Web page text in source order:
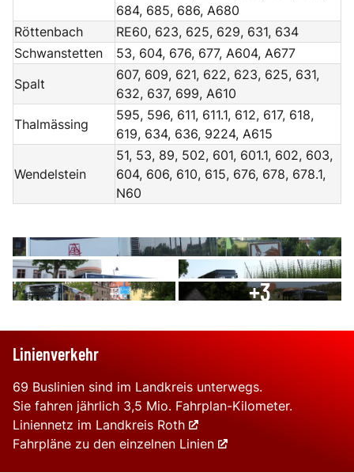
684, 685, 686, A680
Röttenbach
RE60, 623, 625, 629, 631, 634
Schwanstetten
53, 604, 676, 677, A604, A677
Spalt
607, 609, 621, 622, 623, 625, 631,
632, 637, 699, A610
Thalmässing
595, 596, 611, 611.1, 612, 617, 618,
619, 634, 636, 9224, A615
Wendelstein
51, 53, 89, 502, 601, 601.1, 602, 603,
604, 606, 610, 615, 676, 678, 678.1,
N60
+3
Linienverkehr
69 Buslinien sind im Landkreis unterwegs.
Sie fahren jährlich 3,5 Mio. Fahrplan-Kilometer.
Liniennetz im Landkreis Roth
Fahrpläne zu den einzelnen Linien